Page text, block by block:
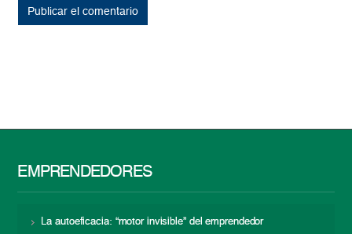
EMPRENDEDORES
La autoeficacia: “motor invisible” del emprendedor